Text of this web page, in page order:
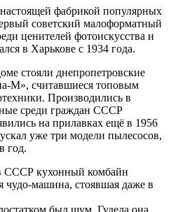
фабрикой популярных
советский малоформатный
ценителей фотоискусства и
в Харькове с 1934 года.
стояли днепропетровские
М», считавшиеся топовым
Производились в
среди граждан СССР
на прилавках ещё в 1956
уже три модели пылесосов,
год.
кухонный комбайн
машина, стоявшая даже в